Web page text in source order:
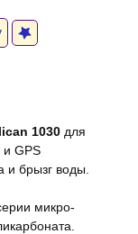
1030 для
GPS
и брызг воды.
микро-